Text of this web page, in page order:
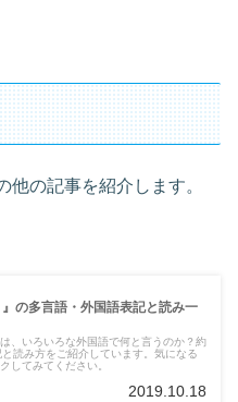
他の記事を紹介します。
』の多言語・外国語表記と読み一
は、いろいろな外国語で何と言うのか？約
読み方をご紹介しています。気になる
してみてください。
2019.10.18